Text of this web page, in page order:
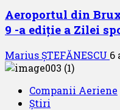
Aeroportul din
9 -a ediție a Zilei
Marius ȘTEFĂNESCU 6
Companii Aeriene
Știri